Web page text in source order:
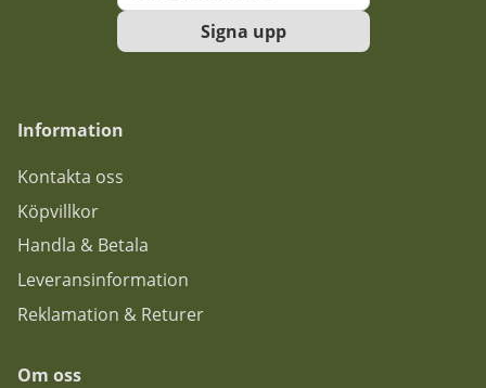
Signa upp
Information
Kontakta oss
Köpvillkor
Handla & Betala
Leveransinformation
Reklamation & Returer
Om oss